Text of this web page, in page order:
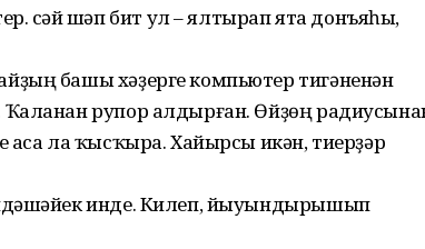
Әсәй шәп бит ул – ялтырап ята донъяһы,
башы хәҙерге компьютер тигәненән
рупор алдырған. Өйҙөң
аса ла ҡысҡыра. Хайырсы икән, тиерҙәр
инде. Килеп, йыуындырышып